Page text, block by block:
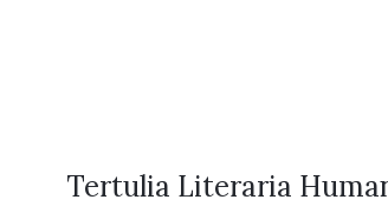
Tertulia Literaria